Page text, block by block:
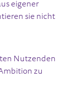
eigener
sie nicht
Nutzenden
zu